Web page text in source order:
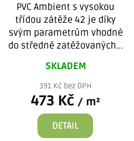
PVC Ambient s vysokou
třídou zátěže 42 je díky
svým parametrům vhodné
do středně zatěžovaných...
SKLADEM
391 Kč bez DPH
473 Kč / m²
DETAIL